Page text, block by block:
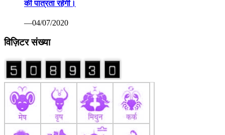
की पात्रता रहेगी।
—04/07/2020
विज़िटर संख्या